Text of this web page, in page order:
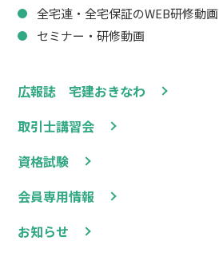
広報誌 宅建おきなわ
取引士講習会
資格試験
会員専用情報
お知らせ
全宅連・全宅保証のWEB研修動画
セミナー・研修動画